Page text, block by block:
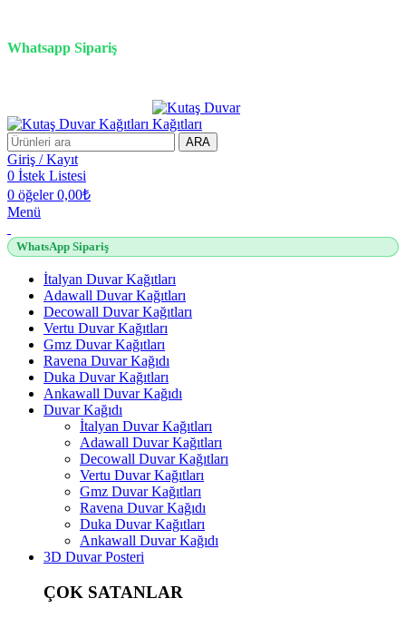
Whatsapp Sipariş
ARA
Giriş / Kayıt
0 İstek Listesi
0 öğeler 0,00₺
Menü
WhatsApp Sipariş
İtalyan Duvar Kağıtları
Adawall Duvar Kağıtları
Decowall Duvar Kağıtları
Vertu Duvar Kağıtları
Gmz Duvar Kağıtları
Ravena Duvar Kağıdı
Duka Duvar Kağıtları
Ankawall Duvar Kağıdı
Duvar Kağıdı
İtalyan Duvar Kağıtları
Adawall Duvar Kağıtları
Decowall Duvar Kağıtları
Vertu Duvar Kağıtları
Gmz Duvar Kağıtları
Ravena Duvar Kağıdı
Duka Duvar Kağıtları
Ankawall Duvar Kağıdı
3D Duvar Posteri
ÇOK SATANLAR